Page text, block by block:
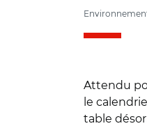
Attendu
le
table